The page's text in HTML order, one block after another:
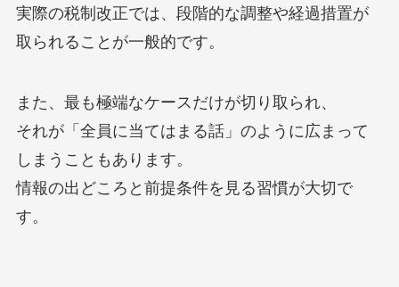
実際の税制改正では、段階的な調整や経過措置が
取られることが一般的です。
また、最も極端なケースだけが切り取られ、
それが「全員に当てはまる話」のように広まって
しまうこともあります。
情報の出どころと前提条件を見る習慣が大切で
す。